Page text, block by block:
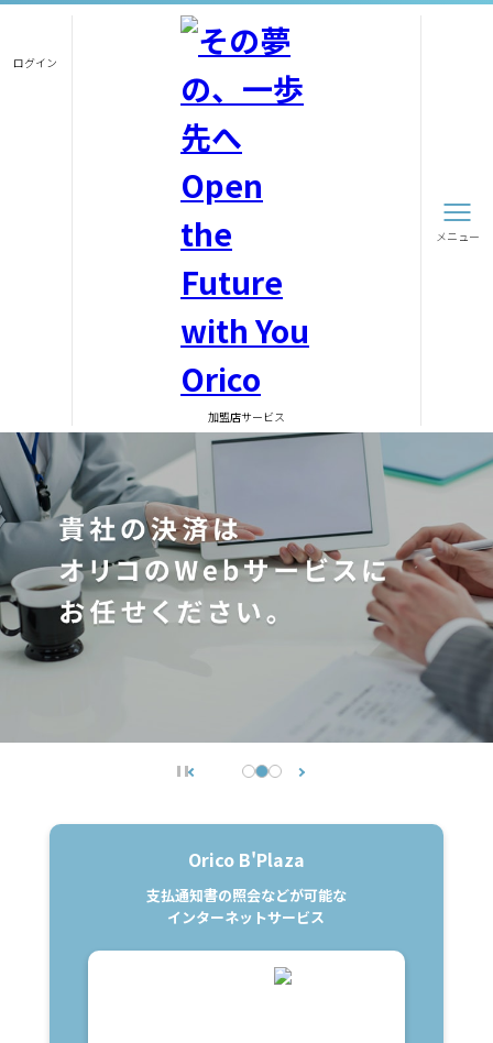
ログイン
加盟店サービス
メニュー
Orico B'Plaza
支払通知書の照会などが可能な
インターネットサービス